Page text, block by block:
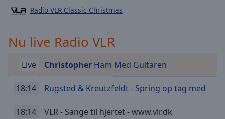
Playback
Rate
descriptions
selected
Radio VLR Classic Christmas
Nu live Radio VLR
Live Christopher Ham Med Guitaren
18:14 Rugsted & Kreutzfeldt - Spring op tag med
18:14 VLR - Sange til hjertet - www.vlr.dk